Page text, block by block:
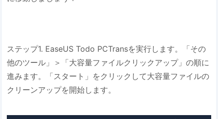
ステップ1. EaseUS Todo PCTransを実行します。「その
他のツール」＞「大容量ファイルクリックアップ」の順に
進みます。「スタート」をクリックして大容量ファイルの
クリーンアップを開始します。